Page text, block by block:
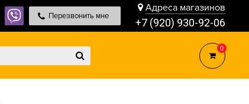
Перезвонить мне
Адреса магазинов
+7 (920) 930-92-06
0